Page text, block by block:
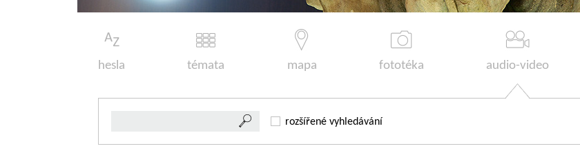
hesla témata mapa fototéka audio-video
rozšířené vyhledávání